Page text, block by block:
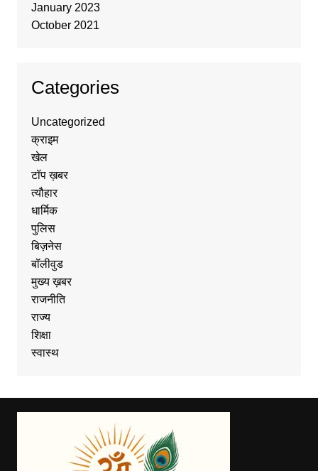
January 2023
October 2021
Categories
Uncategorized
क्राइम
खेल
टॉप ख़बर
त्यौहार
धार्मिक
पुलिस
बिज़नेस
बॉलीवुड
मुख्य ख़बर
राजनीति
राज्य
शिक्षा
स्वास्थ